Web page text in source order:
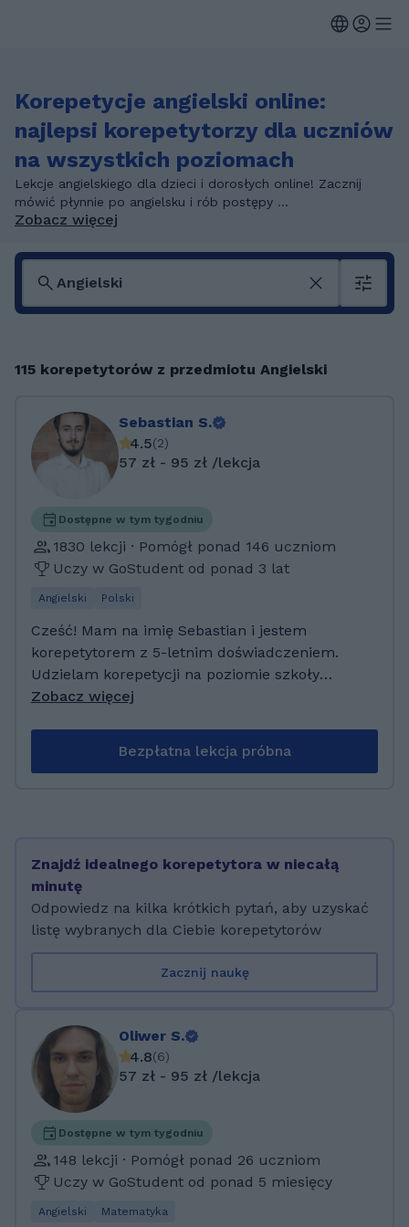
Korepetycje angielski online:
najlepsi korepetytorzy dla uczniów
na wszystkich poziomach
Lekcje angielskiego dla dzieci i dorosłych online! Zacznij
mówić płynnie po angielsku i rób postępy ...
Zobacz więcej
115 korepetytorów z przedmiotu Angielski
Sebastian S.
4.5(2)
57 zł - 95 zł /lekcja
Dostępne w tym tygodniu
1830 lekcji · Pomógł ponad 146 uczniom
Uczy w GoStudent od ponad 3 lat
Angielski Polski
Cześć! Mam na imię Sebastian i jestem
korepetytorem z 5-letnim doświadczeniem.
Udzielam korepetycji na poziomie szkoły
podstawowej, szkoły średniej oraz
angielskiego, języka polskiego oraz historii. Od
szkolna etykieta zostaje za drzwiami! Wierzę,
że skuteczność można połączyć z przyjaznym
podejściem, dlatego staram się, aby każda
lekcja była nie tylko efektywna, ale i
przyjemna. Obecnie studiuję Filologię
Angielską a wcześniej studiowałem także
egzaminów (ósmoklasisty, matura podstawowa
i rozszerzona), / Pomoc w bieżących lekcjach i
pracach domowych, / Indywidualne podejście
dostosowane do potrzeb każdego ucznia, /
Spersonalizowane notatki z lekcji
przygotowane specjalnie dla ucznia / Poprawa
wyników w szkole – wielu moich uczniów
znacząco poprawiło swoje oceny, a niektórzy
skutecznej nauce w luźnej atmosferze,
Zobacz więcej
Bezpłatna lekcja próbna
Znajdź idealnego korepetytora w niecałą
minutę
Odpowiedz na kilka krótkich pytań, aby uzyskać
listę wybranych dla Ciebie korepetytorów
Zacznij naukę
Oliwer S.
4.8(6)
57 zł - 95 zł /lekcja
Dostępne w tym tygodniu
148 lekcji · Pomógł ponad 26 uczniom
Uczy w GoStudent od ponad 5 miesięcy
Angielski Matematyka